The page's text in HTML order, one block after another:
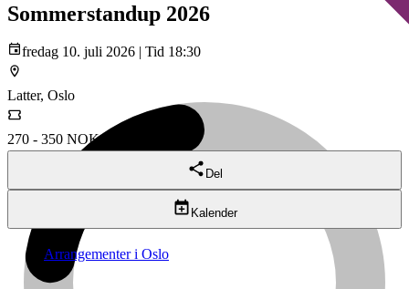
Sommerstandup 2026
fredag 10. juli 2026 | Tid 18:30
Latter, Oslo
270 - 350 NOK
Del
Kalender
Arrangementer i Oslo